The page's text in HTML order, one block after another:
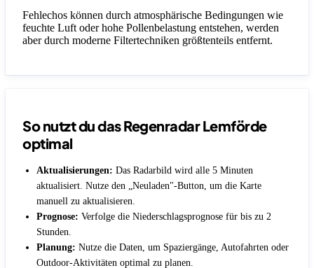
Fehlechos können durch atmosphärische Bedingungen wie
feuchte Luft oder hohe Pollenbelastung entstehen, werden
aber durch moderne Filtertechniken größtenteils entfernt.
So nutzt du das Regenradar Lemförde
optimal
Aktualisierungen: Das Radarbild wird alle 5 Minuten
aktualisiert. Nutze den „Neuladen"-Button, um die Karte
manuell zu aktualisieren.
Prognose: Verfolge die Niederschlagsprognose für bis zu 2
Stunden.
Planung: Nutze die Daten, um Spaziergänge, Autofahrten oder
Outdoor-Aktivitäten optimal zu planen.